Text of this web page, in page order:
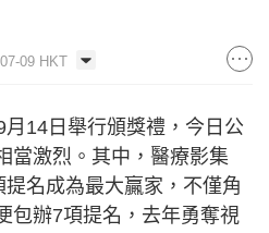
09 HKT
月14日舉行頒獎禮，今日公
當激烈。其中，醫療影集
提名成為最大贏家，不僅角
包辦7項提名，去年勇奪視